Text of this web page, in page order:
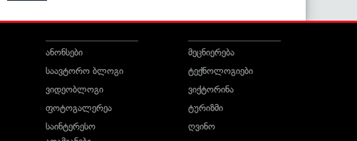
ანონსები
საავტორო ბლოგი
ვიდეობლოგი
ფოტოგალერეა
საინტერესო
მეცნიერება
ტექნოლოგიები
ვიქტორინა
ტურიზმი
ღვინო